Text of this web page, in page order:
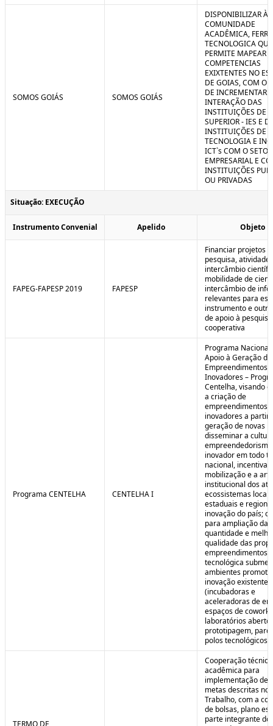
SOMOS GOIÁS SOMOS GOIÁS
DISPONIBILIZAR À
COMUNIDADE
ACADÊMICA,
TECNOLOGICA QUE
PERMITE MAPEAR
COMPETENCIAS
EXIXTENTES NO
DE GOIAS, COM O
DE INCREMENTAR A
INTERAÇÃO DAS
INSTITUIÇÕES DE
SUPERIOR - IES E
INSTITUIÇÕES DE
TECNOLOGIA E
ICT`s COM O SETOR
EMPRESARIAL E
INSTITUIÇÕES
OU PRIVADAS
Situação: EXECUÇÃO
Instrumento Convenial Apelido Objeto
FAPEG-FAPESP 2019 FAPESP
Financiar projetos
pesquisa,
intercâmbio
mobilidade de
intercâmbio de
relevantes para
instrumento e
de apoio à pesquisa
cooperativa
Programa CENTELHA CENTELHA I
Programa Nacional
Apoio à Geração de
Empreendimentos
Inovadores –
Centelha, visando
a criação de
empreendimentos
inovadores a partir
geração de novas
disseminar a
empreendedorismo
inovador em todo
nacional,
mobilização e a
institucional dos
ecossistemas
estaduais e
inovação do país;
para ampliação da
quantidade e
qualidade das
empreendimentos
tecnológica
ambientes
inovação
(incubadoras e
aceleradoras de
espaços de
laboratórios
prototipagem,
polos tecnológicos
TERMO DE
Cooperação
acadêmica para
implementação de
metas descritas no
Trabalho, com a
de bolsas, plano
parte integrante do